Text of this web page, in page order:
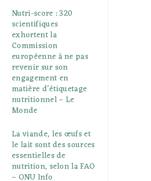
Nutri-score : 320
scientifiques
exhortent la
Commission
européenne à ne pas
revenir sur son
engagement en
matière d’étiquetage
nutritionnel – Le
Monde
La viande, les œufs et
le lait sont des sources
essentielles de
nutrition, selon la FAO
– ONU Info